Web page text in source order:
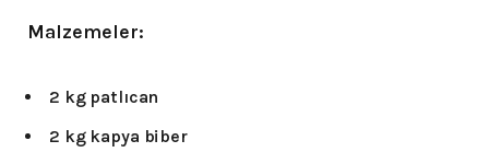
Malzemeler:
2 kg patlıcan
2 kg kapya biber